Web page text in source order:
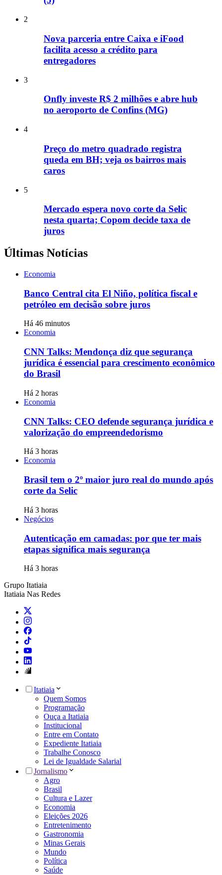
2
Nova parceria entre Caixa e iFood
facilita acesso a crédito para
entregadores
3
Onfly investe R$ 2 milhões e abre hub
no aeroporto de Confins (MG)
4
Preço do metro quadrado registra
queda em BH; veja os bairros mais
caros
5
Mercado espera novo corte da Selic
nesta quarta; Copom decide taxa de
juros
Últimas Notícias
Economia
Banco Central cita El Niño, política fiscal e
petróleo em decisão sobre juros
Há 46 minutos
Economia
CNN Talks: Mendonça diz que segurança
jurídica é essencial para crescimento econômico
do Brasil
Há 2 horas
Economia
CNN Talks: CEO defende segurança jurídica e
valorização do empreendedorismo
Há 3 horas
Economia
Brasil tem o 2º maior juro real do mundo após
corte da Selic
Há 3 horas
Negócios
Autenticação em camadas: por que ter mais
etapas significa mais segurança
Há 3 horas
Grupo Itatiaia
Itatiaia Nas Redes
Itatiaia
Quem Somos
Programação
Ouça a Itatiaia
Institucional
Entre em Contato
Expediente Itatiaia
Trabalhe Conosco
Lei de Igualdade Salarial
Jornalismo
Agro
Brasil
Cultura e Lazer
Economia
Eleições 2026
Entretenimento
Gastronomia
Minas Gerais
Mundo
Política
Saúde